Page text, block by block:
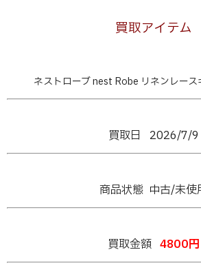
買取アイテム
ネストローブ nest Robe リネンレース
買取日 2026/7/9
商品状態 中古/未使
買取金額 4800円